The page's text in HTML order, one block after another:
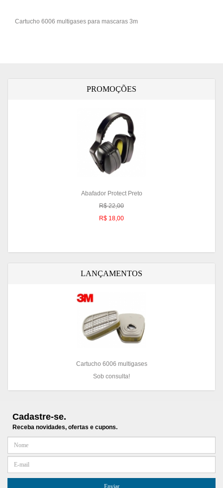
Cartucho 6006 multigases para mascaras 3m
PROMOÇÕES
Abafador Protect Preto
R$ 22,00
R$ 18,00
LANÇAMENTOS
Cartucho 6006 multigases
Sob consulta!
Cadastre-se.
Receba novidades, ofertas e cupons.